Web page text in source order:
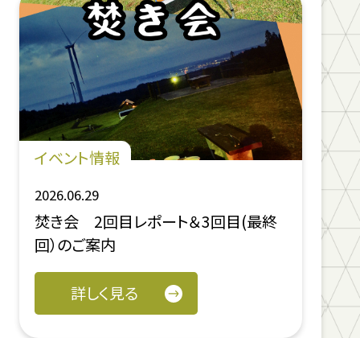
イベント情報
2026.06.29
焚き会 2回目レポート＆3回目(最終
回）のご案内
詳しく見る